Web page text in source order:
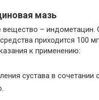
мазь
– индометацин.
приходится 100
к применению:
сустава в сочетании